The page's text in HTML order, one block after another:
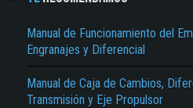
Manual de Funcionamiento del
Engranajes y Diferencial
Manual de Caja de Cambios,
Transmisión y Eje Propulsor